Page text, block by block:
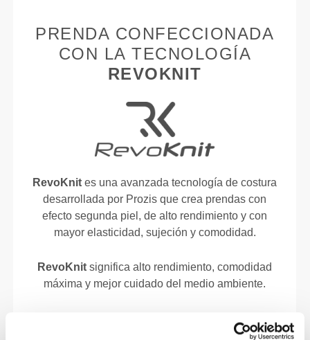
PRENDA CONFECCIONADA
CON LA TECNOLOGÍA
REVOKNIT
RevoKnit es una avanzada tecnología de costura
desarrollada por Prozis que crea prendas con
efecto segunda piel, de alto rendimiento y con
mayor elasticidad, sujeción y comodidad.
RevoKnit significa alto rendimiento, comodidad
máxima y mejor cuidado del medio ambiente.